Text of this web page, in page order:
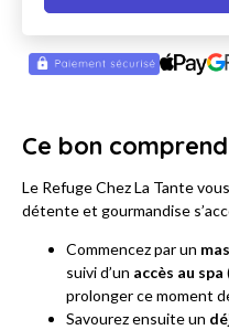
Ce bon comprend
Le Refuge Chez La Tante
détente et gourmandise
Commencez par un
suivi d’un accès au spa
prolonger ce moment
Savourez ensuite un